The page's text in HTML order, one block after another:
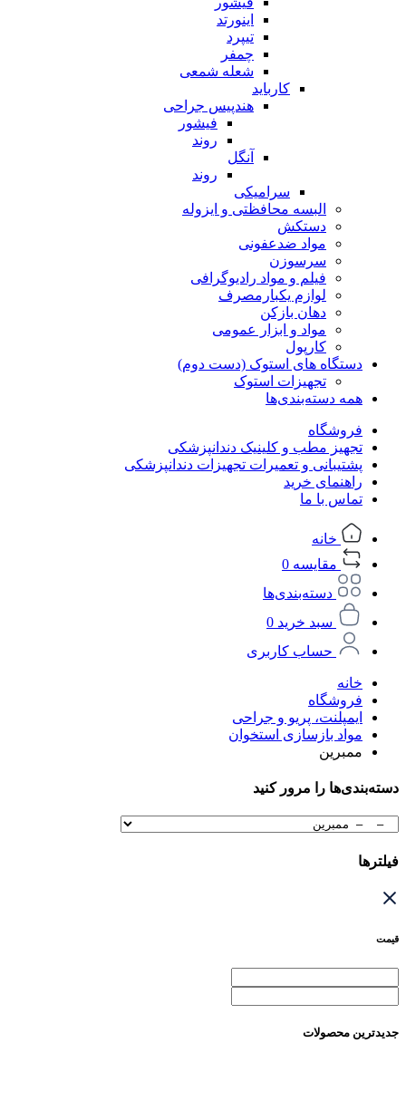
اینورتد
تیپرد
چمفر
شعله شمعی
کارباید
هندپیس جراحی
فیشور
روند
آنگل
روند
سرامیکی
البسه محافظتی و ایزوله
دستکش
مواد ضدعفونی
سرسوزن
فیلم و مواد رادیوگرافی
لوازم یکبارمصرف
دهان بازکن
مواد و ابزار عمومی
کارپول
دستگاه های استوک (دست دوم)
تجهیزات استوک
همه دسته‌بندی‌ها
فروشگاه
تجهیز مطب و کلینیک دندانپزشکی
پشتیبانی و تعمیرات تجهیزات دندانپزشکی
راهنمای خرید
تماس با ما
خانه
مقایسه 0
دسته‌بندی‌ها
سبد خرید 0
حساب کاربری
خانه
فروشگاه
ایمپلنت، پریو و جراحی
مواد بازسازی استخوان
ممبرین
دسته‌بندی‌ها را مرور کنید
فیلترها
قیمت
جدیدترین محصولات